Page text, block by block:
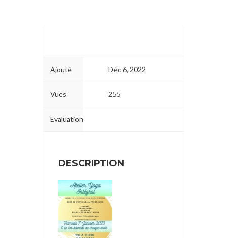
Ajouté Déc 6, 2022
Vues 255
Evaluation
DESCRIPTION